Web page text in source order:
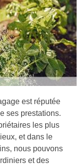
est réputée
ses prestations.
les plus
et dans le
nous pouvons
et des